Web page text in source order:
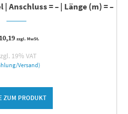
Anschluss = – | Länge (m) = –
zzgl. MwSt.
19% VAT
Versand)
ZUM PRODUKT